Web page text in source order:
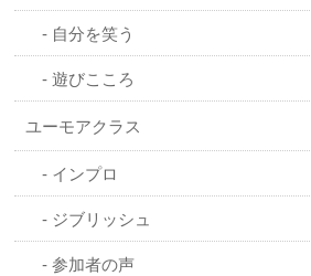
自分を笑う
遊びこころ
ユーモアクラス
インプロ
ジブリッシュ
参加者の声